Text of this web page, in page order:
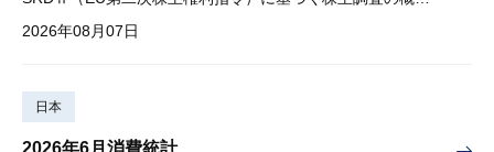
2026年08月07日
日本
2026年6月消費統計